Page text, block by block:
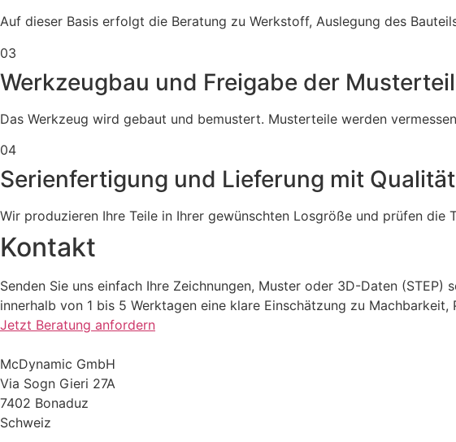
Auf dieser Basis erfolgt die Beratung zu Werkstoff, Auslegung des
03
Werkzeugbau und Freigabe der
Das Werkzeug wird gebaut und bemustert. Musterteile werden
04
Serienfertigung und Lieferung mit
Wir produzieren Ihre Teile in Ihrer gewünschten Losgröße und prüfen die
Kontakt
Senden Sie uns einfach Ihre Zeichnungen, Muster oder 3D-Daten
innerhalb von 1 bis 5 Werktagen eine klare Einschätzung zu Machbarkeit,
Jetzt Beratung anfordern
McDynamic GmbH
Via Sogn Gieri 27A
7402 Bonaduz
Schweiz